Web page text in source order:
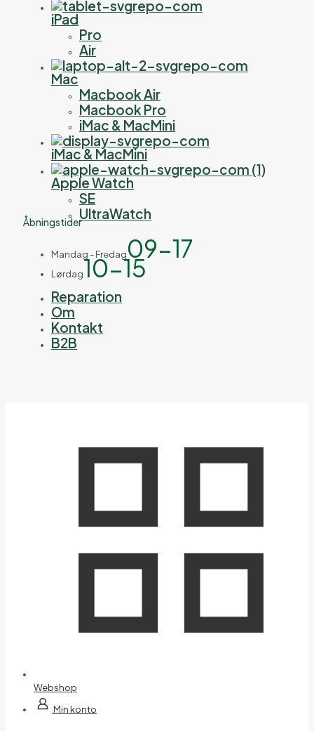
iPad
Pro
Air
Mac
Macbook Air
Macbook Pro
iMac & MacMini
iMac & MacMini
Apple Watch
SE
UltraWatch
Åbningstider
Mandag - Fredag09-17
Lørdag10-15
Reparation
Om
Kontakt
B2B
Webshop
Min konto